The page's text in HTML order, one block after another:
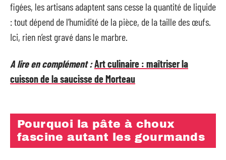
figées, les artisans adaptent sans cesse la quantité de liquide
: tout dépend de l’humidité de la pièce, de la taille des œufs.
Ici, rien n’est gravé dans le marbre.
A lire en complément :Art culinaire : maîtriser la
cuisson de la saucisse de Morteau
Pourquoi la pâte à choux
fascine autant les gourmands